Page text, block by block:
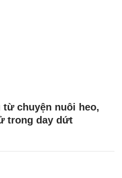
từ chuyện nuôi heo,
trong day dứt